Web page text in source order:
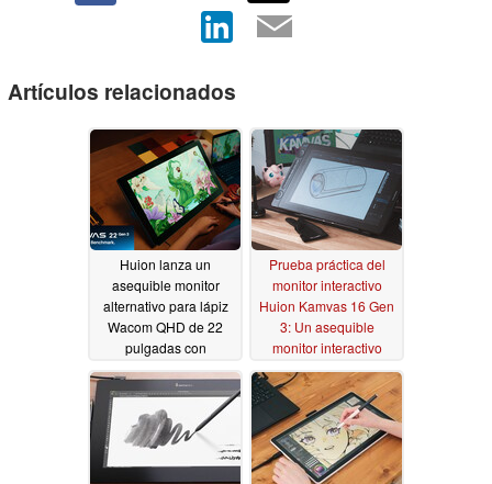
Artículos relacionados
Huion lanza un
asequible monitor
alternativo para lápiz
Wacom QHD de 22
pulgadas con
frecuencia de
actualización de 90 Hz
e iluminación
ambiental RGB
03/04/2026
Prueba práctica del
monitor interactivo
Huion Kamvas 16 Gen
3: Un asequible
monitor interactivo
para todo con pocos
defectos 02/24/2026